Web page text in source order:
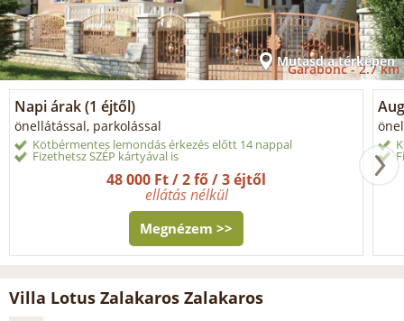
Mutasd a térképen
Garabonc -2.7 km
Napi árak (1 éjtől)
önellátással, parkolással
Kötbérmentes lemondás érkezés előtt 14 nappal
Fizethetsz SZÉP kártyával is
48 000 Ft / 2 fő / 3 éjtől
ellátás nélkül
Megnézem >>
Villa Lotus Zalakaros Zalakaros